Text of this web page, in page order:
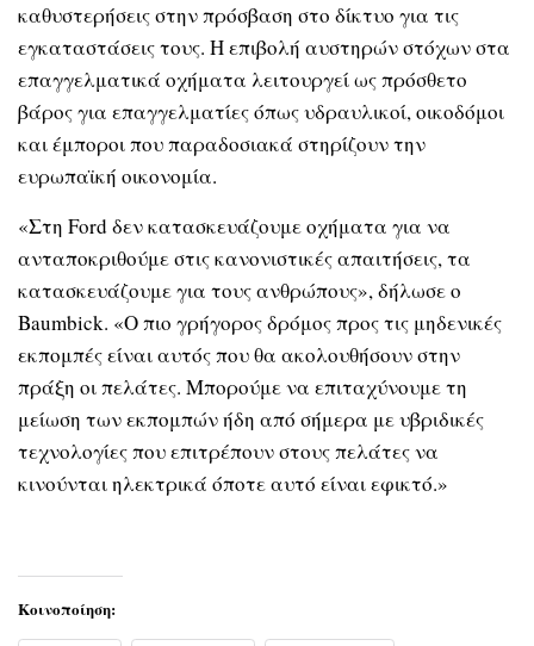
καθυστερήσεις στην πρόσβαση στο δίκτυο για τις
εγκαταστάσεις τους. Η επιβολή αυστηρών στόχων στα
επαγγελματικά οχήματα λειτουργεί ως πρόσθετο
βάρος για επαγγελματίες όπως υδραυλικοί, οικοδόμοι
και έμποροι που παραδοσιακά στηρίζουν την
ευρωπαϊκή οικονομία.
«Στη Ford δεν κατασκευάζουμε οχήματα για να
ανταποκριθούμε στις κανονιστικές απαιτήσεις, τα
κατασκευάζουμε για τους ανθρώπους», δήλωσε ο
Baumbick. «Ο πιο γρήγορος δρόμος προς τις μηδενικές
εκπομπές είναι αυτός που θα ακολουθήσουν στην
πράξη οι πελάτες. Μπορούμε να επιταχύνουμε τη
μείωση των εκπομπών ήδη από σήμερα με υβριδικές
τεχνολογίες που επιτρέπουν στους πελάτες να
κινούνται ηλεκτρικά όποτε αυτό είναι εφικτό.»
Κοινοποίηση: